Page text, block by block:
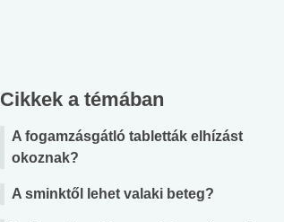
Cikkek a témában
A fogamzásgátló tabletták elhízást
okoznak?
A sminktől lehet valaki beteg?